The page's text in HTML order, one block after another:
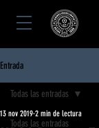
Entrada
Todas las entradas
Todas las entradas
13 nov 2019 2 min de lectura